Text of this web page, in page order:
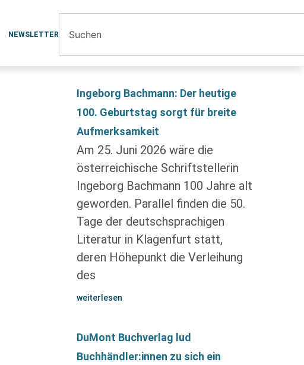
NEWSLETTER
Ingeborg Bachmann: Der heutige
100. Geburtstag sorgt für breite
Aufmerksamkeit
Am 25. Juni 2026 wäre die
österreichische Schriftstellerin
Ingeborg Bachmann 100 Jahre alt
geworden. Parallel finden die 50.
Tage der deutschsprachigen
Literatur in Klagenfurt statt,
deren Höhepunkt die Verleihung
des
weiterlesen
DuMont Buchverlag lud
Buchhändler:innen zu sich ein